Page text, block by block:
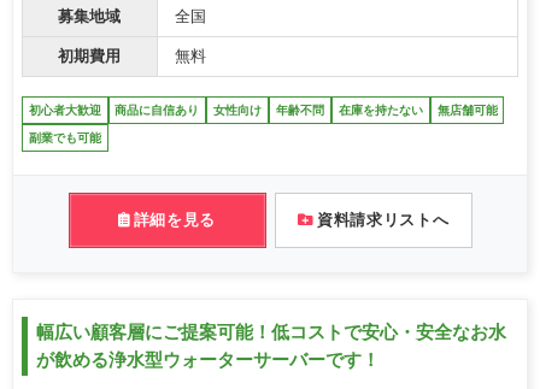
募集地域 全国
初期費用 無料
初心者大歓迎 商品に自信あり 女性向け 年齢不問 在庫を持たない 無店舗可能
副業でも可能
詳細を見る 資料請求リストへ
幅広い顧客層にご提案可能！低コストで安心・安全なお水
が飲める浄水型ウォーターサーバーです！